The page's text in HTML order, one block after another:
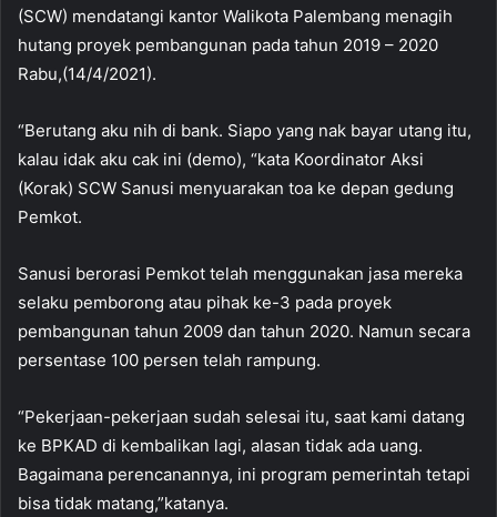
(SCW) mendatangi kantor Walikota Palembang menagih
hutang proyek pembangunan pada tahun 2019 – 2020
Rabu,(14/4/2021).
“Berutang aku nih di bank. Siapo yang nak bayar utang itu,
kalau idak aku cak ini (demo), “kata Koordinator Aksi
(Korak) SCW Sanusi menyuarakan toa ke depan gedung
Pemkot.
Sanusi berorasi Pemkot telah menggunakan jasa mereka
selaku pemborong atau pihak ke-3 pada proyek
pembangunan tahun 2009 dan tahun 2020. Namun secara
persentase 100 persen telah rampung.
“Pekerjaan-pekerjaan sudah selesai itu, saat kami datang
ke BPKAD di kembalikan lagi, alasan tidak ada uang.
Bagaimana perencanannya, ini program pemerintah tetapi
bisa tidak matang,”katanya.